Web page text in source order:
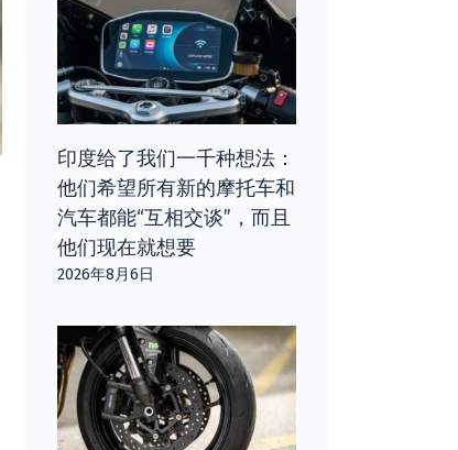
印度给了我们一千种想法：
他们希望所有新的摩托车和
汽车都能“互相交谈”，而且
他们现在就想要
2026年8月6日